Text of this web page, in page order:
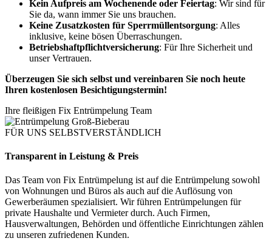
Kein Aufpreis am Wochenende oder Feiertag: Wir sind für
Sie da, wann immer Sie uns brauchen.
Keine Zusatzkosten für Sperrmüllentsorgung: Alles
inklusive, keine bösen Überraschungen.
Betriebshaftpflichtversicherung: Für Ihre Sicherheit und
unser Vertrauen.
Überzeugen Sie sich selbst und vereinbaren Sie noch heute
Ihren kostenlosen Besichtigungstermin!
Ihre fleißigen Fix Entrümpelung Team
FÜR UNS SELBSTVERSTÄNDLICH
Transparent in Leistung & Preis
Das Team von Fix Entrümpelung ist auf die Entrümpelung sowohl
von Wohnungen und Büros als auch auf die Auflösung von
Gewerberäumen spezialisiert. Wir führen Entrümpelungen für
private Haushalte und Vermieter durch. Auch Firmen,
Hausverwaltungen, Behörden und öffentliche Einrichtungen zählen
zu unseren zufriedenen Kunden.